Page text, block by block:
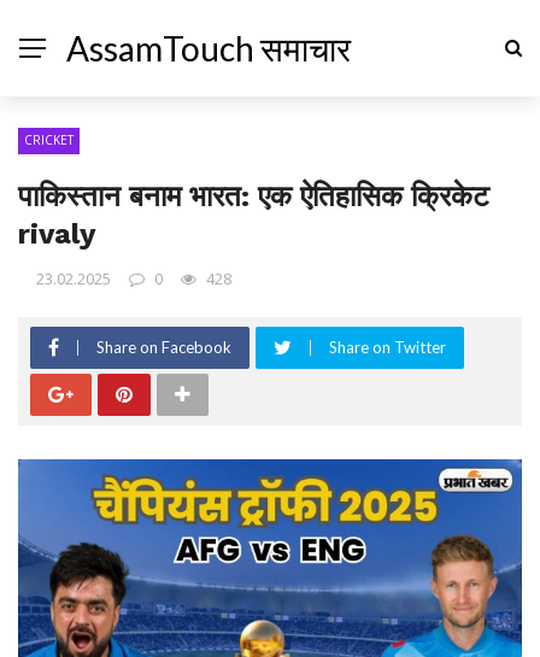
AssamTouch समाचार
CRICKET
पाकिस्तान बनाम भारत: एक ऐतिहासिक क्रिकेट
rivaly
23.02.2025 0 428
Share on Facebook Share on Twitter